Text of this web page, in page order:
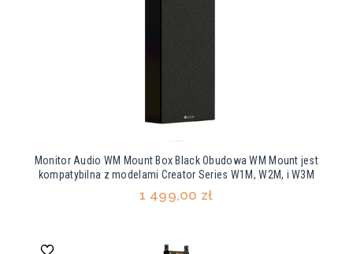
Monitor Audio WM Mount Box Black Obudowa WM Mount jest
kompatybilna z modelami Creator Series W1M, W2M, i W3M
1 499,00 zł